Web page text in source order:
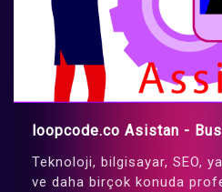
loopcode.co Asistan -
Teknoloji, bilgisayar, SEO,
ve daha birçok konuda